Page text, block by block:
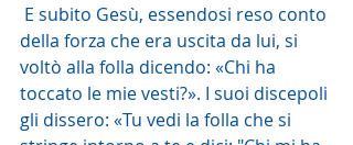
E subito Gesù, essendosi reso conto
della forza che era uscita da lui, si
voltò alla folla dicendo: «Chi ha
toccato le mie vesti?». I suoi discepoli
gli dissero: «Tu vedi la folla che si